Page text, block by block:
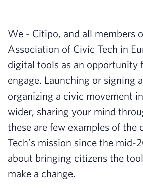
We - Citipo, and all members
Association of Civic Tech in
digital tools as an opportunity
engage. Launching or signing
organizing a civic movement
wider, sharing your mind
these are few examples of the
Tech’s mission since the mid-
about bringing citizens the
make a change.